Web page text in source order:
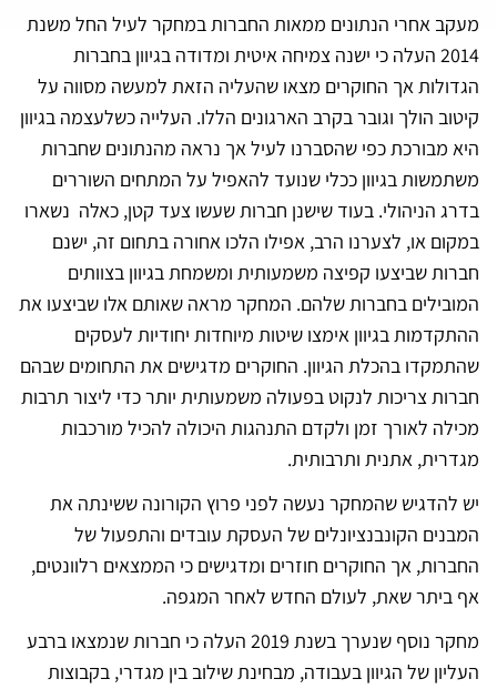
מעקב אחרי הנתונים ממאות החברות במחקר לעיל החל משנת
2014 העלה כי ישנה צמיחה איטית ומדודה בגיוון בחברות
הגדולות אך החוקרים מצאו שהעליה הזאת למעשה מסווה על
קיטוב הולך וגובר בקרב הארגונים הללו. העלייה כשלעצמה בגיוון
היא מבורכת כפי שהסברנו לעיל אך נראה מהנתונים שחברות
משתמשות בגיוון ככלי שנועד להאפיל על המתחים השוררים
בדרג הניהולי. בעוד שישנן חברות שעשו צעד קטן, כאלה נשארו
במקום או, לצערנו הרב, אפילו הלכו אחורה בתחום זה, ישנם
חברות שביצעו קפיצה משמעותית ומשמחת בגיוון בצוותים
המובילים בחברות שלהם. המחקר מראה שאותם אלו שביצעו את
ההתקדמות בגיוון אימצו שיטות מיוחדות יחודיות לעסקים
שהתמקדו בהכלת הגיוון. החוקרים מדגישים את התחומים שבהם
חברות צריכות לנקוט בפעולה משמעותית יותר כדי ליצור תרבות
מכילה לאורך זמן ולקדם התנהגות היכולה להכיל מורכבות
מגדרית, אתנית ותרבותית.
יש להדגיש שהמחקר נעשה לפני פרוץ הקורונה ששינתה את
המבנים הקונבנציונלים של העסקת עובדים והתפעול של
החברות, אך החוקרים חוזרים ומדגישים כי הממצאים רלוונטים,
אף ביתר שאת, לעולם החדש לאחר המגפה.
מחקר נוסף שנערך בשנת 2019 העלה כי חברות שנמצאו ברבע
העליון של הגיוון בעבודה, מבחינת שילוב בין מגדרי, בקבוצות